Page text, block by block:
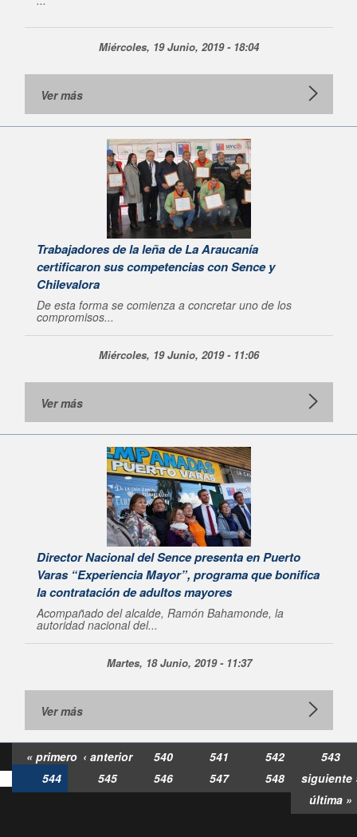
Miércoles, 19 Junio, 2019 - 18:04
Ver más
Trabajadores de la leña de La Araucanía
certificaron sus competencias con Sence y
Chilevalora
De esta forma se comienza a concretar uno de los
compromisos...
Miércoles, 19 Junio, 2019 - 11:06
Ver más
Director Nacional del Sence presenta en Puerto
Varas “Experiencia Mayor”, programa que bonifica
la contratación de adultos mayores
Acompañado del alcalde, Ramón Bahamonde, la
autoridad nacional del...
Martes, 18 Junio, 2019 - 11:37
Ver más
« primero ‹ anterior 540 541 542
543
544
545 546 547 548
siguiente
última »